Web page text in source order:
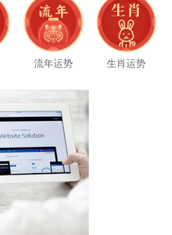
流年运势 生肖运势